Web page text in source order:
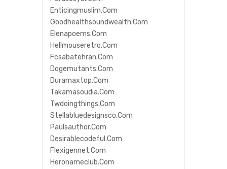
Enticingmuslim.com
Goodhealthsoundwealth.com
Elenapoems.com
Hellmouseretro.com
Fcsabatehran.com
Dogemutants.com
Duramaxtop.com
Takamasoudia.com
Twdoingthings.com
Stellabluedesignsco.com
Paulsauthor.com
Desirablecodeful.com
Flexigennet.com
Heronameclub.com